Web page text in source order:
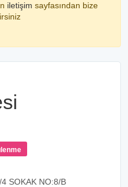
iletişim sayfasından bize
SOKAK NO:8/B